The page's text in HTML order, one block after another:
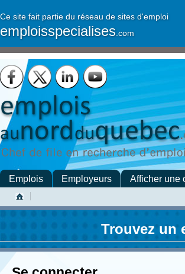
Ce site fait partie du réseau de sites d'emploi
emploisspecialises .com
Emplois Employeurs Afficher une
Trouvez un